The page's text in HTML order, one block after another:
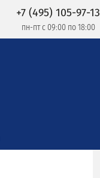
+7 (495) 105-97-13
пн-пт с 09:00 по 18:00